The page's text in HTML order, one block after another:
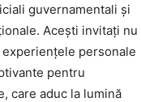
guvernamentali și
Acești invitați nu
personale
pentru
care aduc la lumină